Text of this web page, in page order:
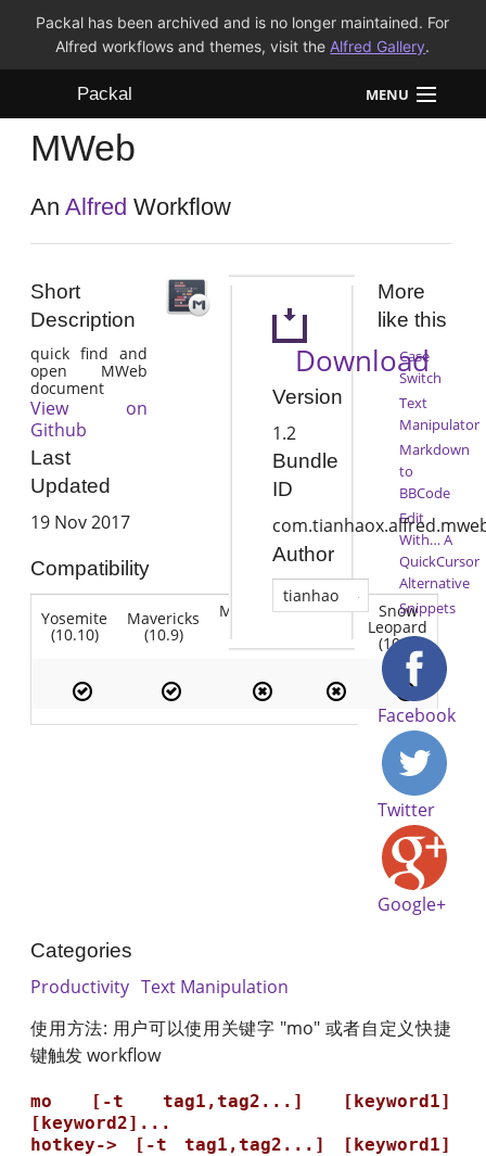
Packal has been archived and is no longer maintained. For
Alfred workflows and themes, visit the Alfred Gallery.
Packal MENU
Workflows
Themes
MWeb
AnAlfred Workflow
Short
Description
quick find and
open MWeb
document
View on
Github
Last
Updated
19 Nov 2017
Compatibility
Yosemite
(10.10)
Mavericks
(10.9)
Mountain Lion Snow
Leopard
(10.6)
Download
Version
1.2
Bundle
ID
Author
tianhao
More
like this
Case
Switch
Text
Manipulator
Markdown
to
BBCode
Edit
With… A
QuickCursor
Alternative
Snippets
Facebook
Twitter
Google+
Categories
Productivity Text Manipulation
使用方法: 用户可以使用关键字 "mo" 或者自定义快捷
键触发 workflow
mo [-t tag1,tag2...] [keyword1]
[keyword2]...
hotkey-> [-t tag1,tag2...] [keyword1]